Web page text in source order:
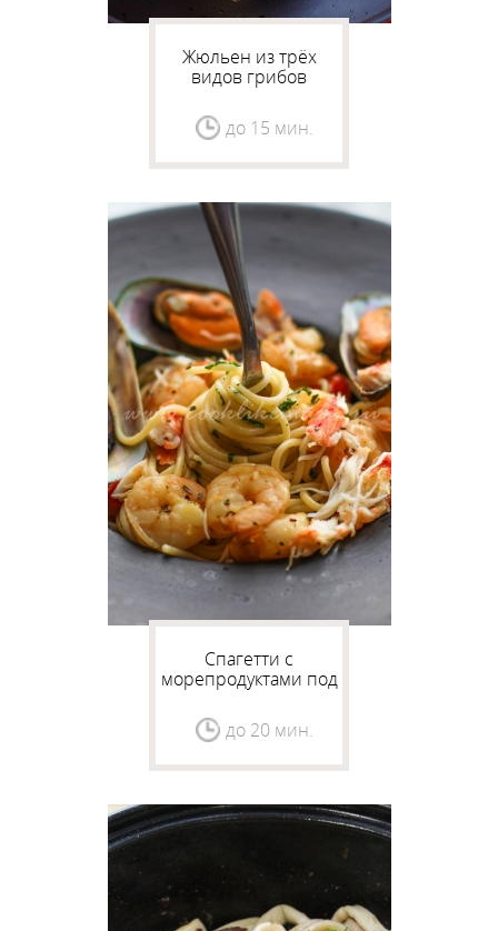
Жюльен из трёх
видов грибов
до 15 мин.
Спагетти с
морепродуктами под
до 20 мин.